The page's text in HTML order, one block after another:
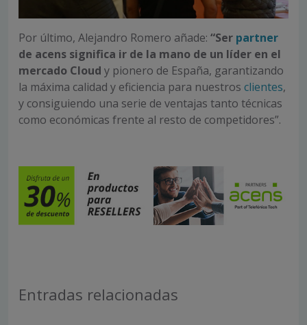
Por último, Alejandro Romero añade: “Ser partner
de acens significa ir de la mano de un líder en el
mercado Cloud y pionero de España, garantizando
la máxima calidad y eficiencia para nuestros clientes,
y consiguiendo una serie de ventajas tanto técnicas
como económicas frente al resto de competidores”.
Entradas relacionadas